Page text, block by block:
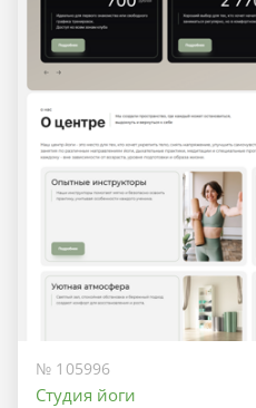
№ 105996
Студия йоги